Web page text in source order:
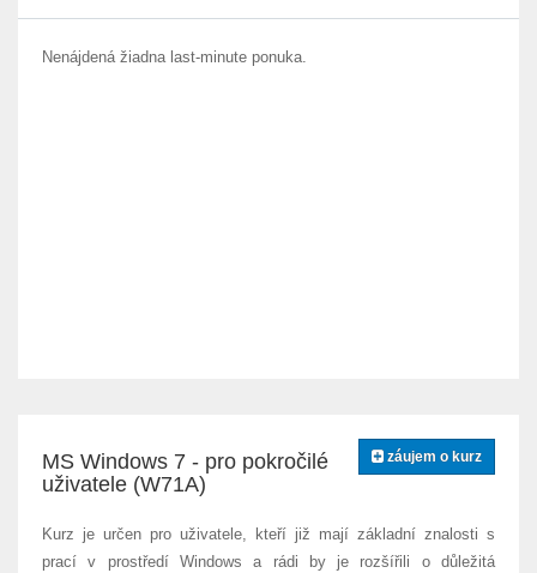
Nenájdená žiadna last-minute ponuka.
záujem o kurz
MS Windows 7 - pro pokročilé
uživatele (W71A)
Kurz je určen pro uživatele, kteří již mají základní znalosti s
prací v prostředí Windows a rádi by je rozšířili o důležitá